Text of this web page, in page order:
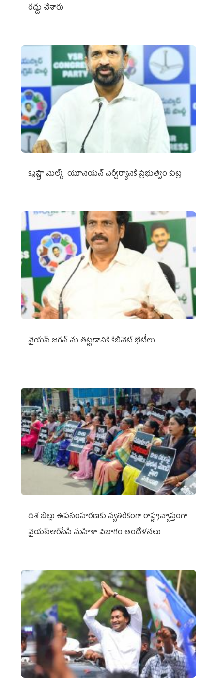
రద్దు చేశారు
కృష్ణా మిల్క్‌ యూనియన్‌ నిర్వీర్యానికి ప్రభుత్వం కుట్ర
వైయ‌స్ జగన్‌ ను తిట్టడానికే కేబినెట్‌ భేటీలు
దిశ బిల్లు ఉపసంహరణకు వ్యతిరేకంగా రాష్ట్రవ్యాప్తంగా
వైయ‌స్ఆర్‌సీపీ మహిళా విభాగం ఆందోళనలు